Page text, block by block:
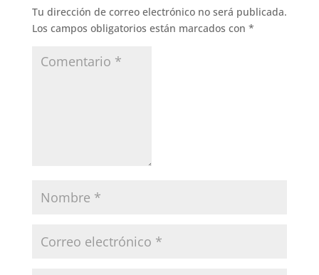
Tu dirección de correo electrónico no será publicada.
Los campos obligatorios están marcados con *